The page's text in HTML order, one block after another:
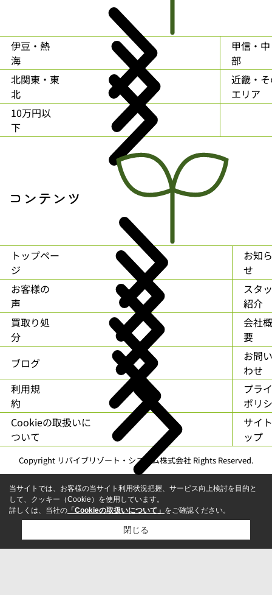
伊豆・熱
海
甲信・中
部
北関東・東
北
近畿・
エリア
10万円以
下
コンテンツ
トップペー
ジ
お知ら
せ
お客様の
声
スタ
紹介
買取り処
分
会社概
要
ブログ
お問
わせ
利用規
約
プラ
ポリ
Cookieの取扱いに
ついて
サイ
ップ
Copyright リバイブリゾート・システム株式会社 Rights Reserved.
当サイトでは、お客様の当サイト利用状況把握、サービス向上検討を目的と
して、クッキー（Cookie）を使用しています。
詳しくは、当社の 「Cookieの取扱いについて」 をご確認ください。
閉じる